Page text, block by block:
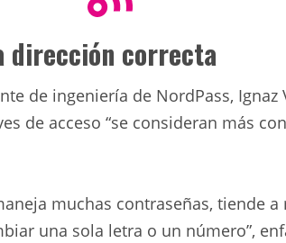
dirección correcta
de ingeniería de NordPass,
de acceso “se consideran más
muchas contraseñas, tiende
una sola letra o un número”,